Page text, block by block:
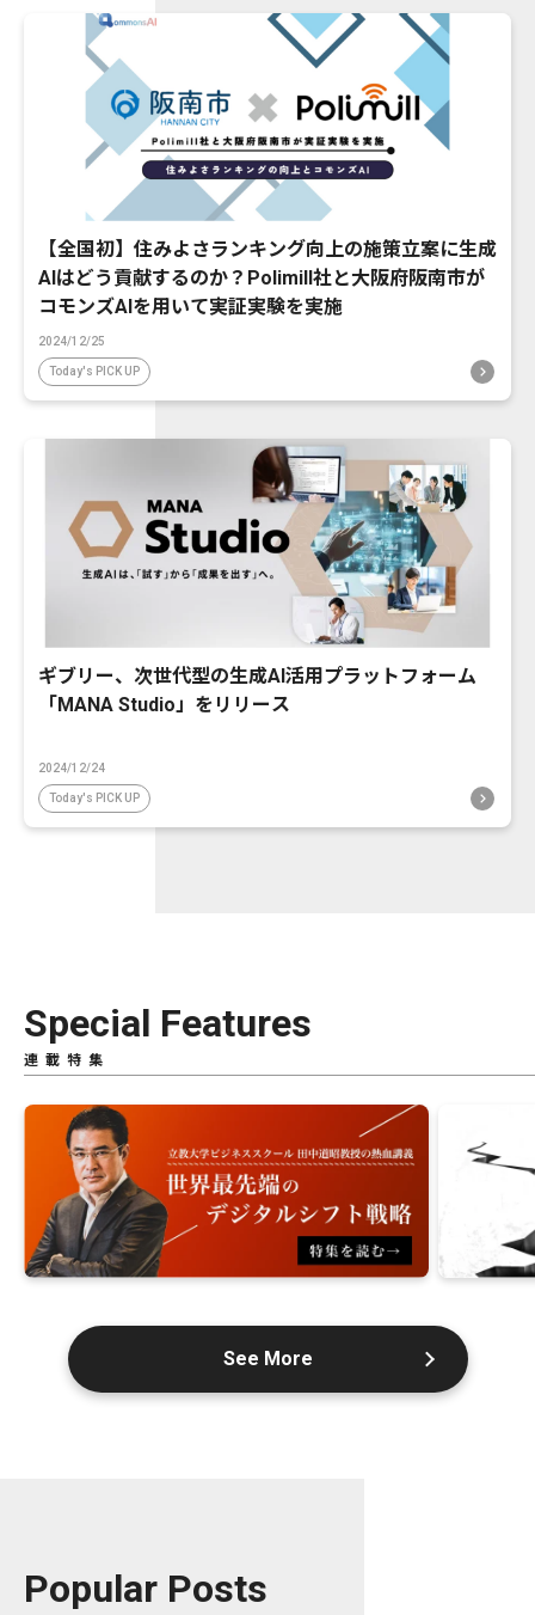
【全国初】住みよさランキング向上の施策立案に生成
AIはどう貢献するのか？Polimill社と大阪府阪南市が
コモンズAIを用いて実証実験を実施
2024/12/25
Today's PICK UP
ギブリー、次世代型の生成AI活用プラットフォーム
「MANA Studio」をリリース
2024/12/24
Today's PICK UP
Special Features
連載特集
See More
Popular Posts